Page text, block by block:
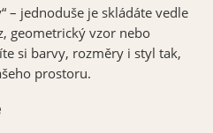
– jednoduše je skládáte vedle
geometrický vzor nebo
si barvy, rozměry i styl tak,
prostoru.